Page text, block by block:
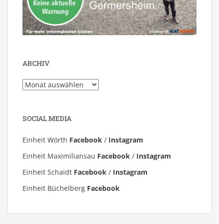
ARCHIV
Archiv
SOCIAL MEDIA
Einheit Wörth Facebook / Instagram
Einheit Maximiliansau Facebook / Instagram
Einheit Schaidt Facebook / Instagram
Einheit Büchelberg Facebook